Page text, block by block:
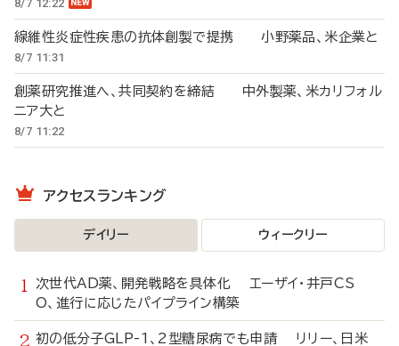
8/7 12:22
線維性炎症性疾患の抗体創製で提携 小野薬品、米企業と
8/7 11:31
創薬研究推進へ、共同契約を締結 中外製薬、米カリフォル
ニア大と
8/7 11:22
アクセスランキング
デイリー ウィークリー
次世代AD薬、開発戦略を具体化 エーザイ・井戸CS
O、進行に応じたパイプライン構築
初の低分子GLP-1、2型糖尿病でも申請 リリー、日米